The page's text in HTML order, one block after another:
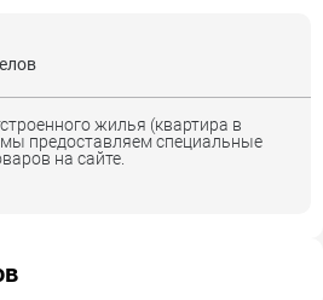
жилья (квартира в
предоставляем специальные
на сайте.